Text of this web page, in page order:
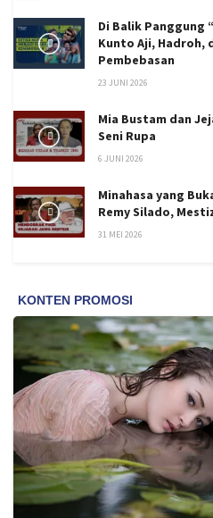
Di Balik Panggung
Kunto Aji, Hadroh,
Pembebasan
23 JUNI 2026
Mia Bustam dan
Seni Rupa
6 JUNI 2026
Minahasa yang
Remy Silado,
31 MEI 2026